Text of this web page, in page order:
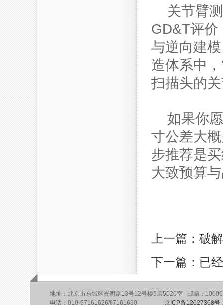
关节臂
GD&T评价
与逆向建
造体系中
扫描头的
如果你
寸公差大
步推荐是
大致预算
上一篇：破
下一篇：已
地址：北京市东城区光明路13号12号楼5层5020室 邮编：
电话：010-67161626/67161630 京ICP备12027368号